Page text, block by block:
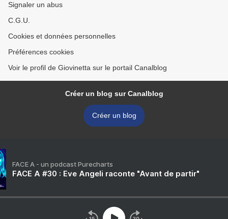
Signaler un abus
C.G.U.
Cookies et données personnelles
Préférences cookies
Voir le profil de Giovinetta sur le portail Canalblog
Créer un blog sur Canalblog
Créer un blog
FACE A - un podcast Purecharts
FACE A #30 : Eve Angeli raconte "Avant de partir"